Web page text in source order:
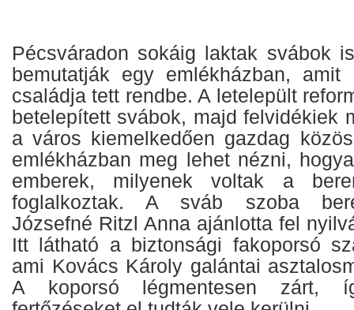
Pécsváradon sokáig laktak svábok
bemutatják egy emlékházban,
családja tett rendbe. A letelepült
betelepített svábok, majd felvidékiek
a város kiemelkedően gazdag
emlékházban meg lehet nézni,
emberek, milyenek voltak a
foglalkoztak. A sváb szoba
Józsefné Ritzl Anna ajánlotta fel
Itt látható a biztonsági fakoporsó
ami Kovács Károly galántai
A koporsó légmentesen zárt,